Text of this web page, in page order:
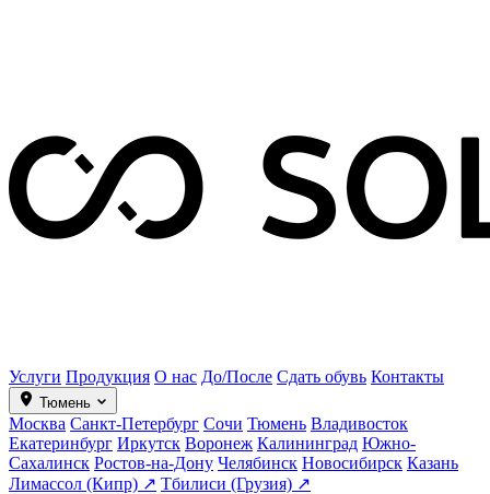
Услуги Продукция О нас До/После Сдать обувь Контакты
Тюмень
Москва Санкт-Петербург Сочи Тюмень Владивосток
Екатеринбург Иркутск Воронеж Калининград Южно-
Сахалинск Ростов-на-Дону Челябинск Новосибирск Казань
Лимассол (Кипр) ↗ Тбилиси (Грузия) ↗